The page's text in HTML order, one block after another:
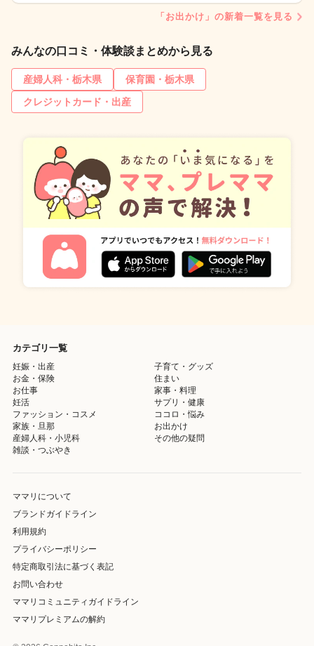
「お出かけ」の新着一覧を見る
みんなの口コミ・体験談まとめから見る
産婦人科・栃木県
保育園・栃木県
クレジットカード・出産
カテゴリ一覧
妊娠・出産
子育て・グッズ
お金・保険
住まい
お仕事
家事・料理
妊活
サプリ・健康
ファッション・コスメ
ココロ・悩み
家族・旦那
お出かけ
産婦人科・小児科
その他の疑問
雑談・つぶやき
ママリについて
ブランドガイドライン
利用規約
プライバシーポリシー
特定商取引法に基づく表記
お問い合わせ
ママリコミュニティガイドライン
ママリプレミアムの解約